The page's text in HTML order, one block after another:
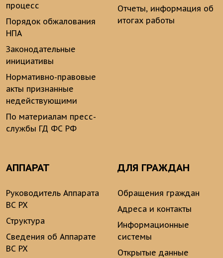
процесс
Порядок обжалования
НПА
Законодательные
инициативы
Нормативно-правовые
акты признанные
недействующими
По материалам пресс-
службы ГД ФС РФ
Отчеты, информация об
итогах работы
АППАРАТ
Руководитель Аппарата
ВС РХ
Структура
Сведения об Аппарате
ВС РХ
ДЛЯ ГРАЖДАН
Обращения граждан
Адреса и контакты
Информационные
системы
Открытые данные